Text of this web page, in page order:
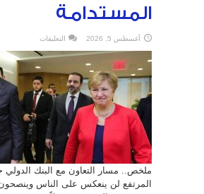
المستدامة
أغسطس 5, 2026 التعليقات
الدولي”
يراهن
على
عودة
سوريا
للنمو
في
2026
ستحصل
دمشق
مخصصات
تحفيزية
للسنة
المالية
ضمن
ملخص.. مسار التعاون مع البنك الدولي
المرتفع لن ينعكس على الناس